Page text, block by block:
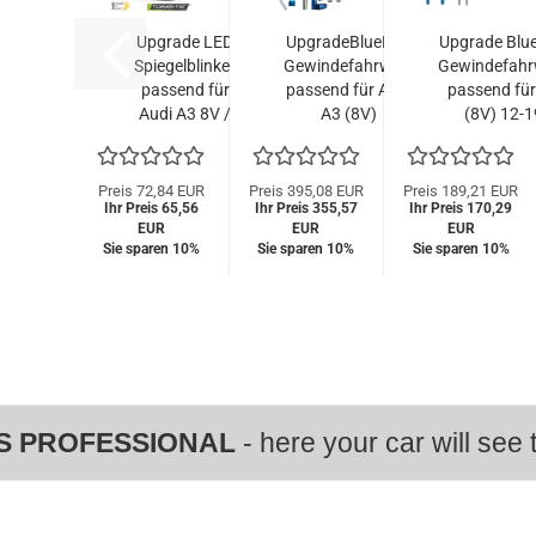
Upgrade LED
Spiegelblinker
passend für
Audi A3 8V /
16
schwarz/rauch
dynamisch
Preis 72,84 EUR
Ihr Preis 65,56
EUR
Sie sparen 10%
UpgradeBlueLine
Gewindefahrwerk
passend für Audi
A3 (8V)
Limo 12-19, 1.6
TDI, 2.0TDI, nur...
Preis 395,08 EUR
Ihr Preis 355,57
EUR
Sie sparen 10%
Upgrade
passend für
(8V) 12-
Limousine
TDI, 2.0TDI,
Preis 189,21 EUR
Ihr Preis 170,29
EUR
Sie sparen 10%
PROFESSIONAL- here your car will see